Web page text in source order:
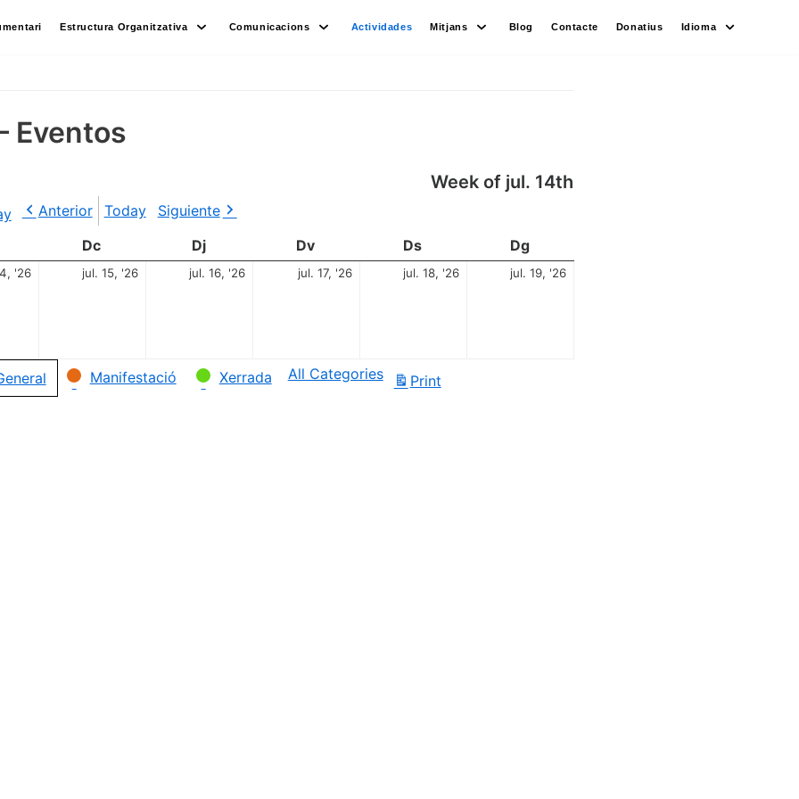
Estructura Organitzativa Comunicacions Actividades Mitjans Blog Contacte Donatius Idioma
Eventos
Week of jul. 14th
Anterior Today
Siguiente
Dc Dj Dv Ds Dg
'26 jul. 15, '26 jul. 16, '26 jul. 17, '26 jul. 18, '26 jul. 19, '26
Manifestació Xerrada All Categories Print